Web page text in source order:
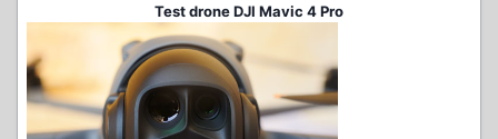
Test drone DJI Mavic 4 Pro